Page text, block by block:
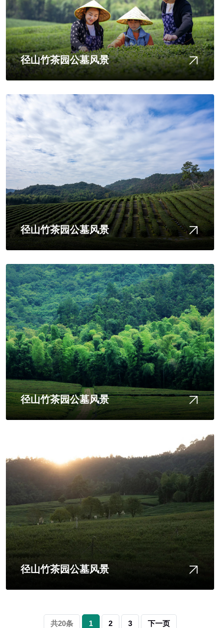
径山竹茶园公墓风景
径山竹茶园公墓风景
径山竹茶园公墓风景
径山竹茶园公墓风景
共20条 1 2 3 下一页